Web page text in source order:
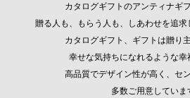
カタログギフトのアンティナギ
贈る人も、もらう人も、しあわせを追求
カタログギフト、ギフトは贈り
幸せな気持ちになれるような幸
高品質でデザイン性が高く、セ
多数ご用意していま